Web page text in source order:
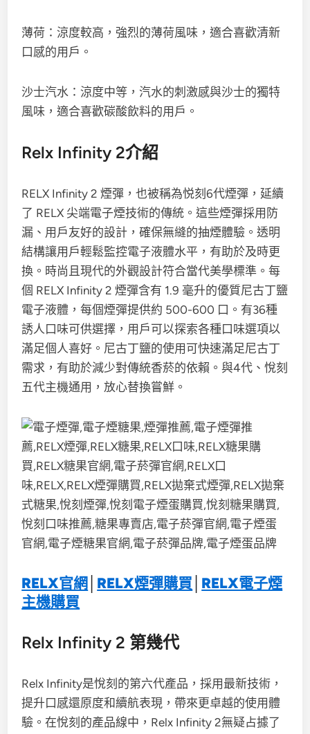
薄荷：涼度較高，強烈的薄荷風味，適合喜歡清新
口感的用戶。
沙士汽水：涼度中等，汽水的刺激感與沙士的獨特
風味，適合喜歡碳酸飲料的用戶。
Relx Infinity 2介紹
RELX Infinity 2 煙彈，也被稱為悦刻6代煙彈，延續
了 RELX 尖端電子煙技術的傳統。這些煙彈採用防
漏、用戶友好的設計，確保無縫的抽煙體驗。透明
結構讓用戶輕鬆監控電子液體水平，有助於及時更
換。時尚且現代的外觀設計符合當代美學標準。每
個 RELX Infinity 2 煙彈含有 1.9 毫升的優質尼古丁鹽
電子液體，每個煙彈提供約 500-600 口。有36種
誘人口味可供選擇，用戶可以探索各種口味選項以
滿足個人喜好。尼古丁鹽的使用可快速滿足尼古丁
需求，有助於減少對傳統香菸的依賴。與4代、悅刻
五代主機通用，放心替換嘗鮮。
RELX官網 RELX煙彈購買 RELX電子煙
主機購買
Relx Infinity 2 第幾代
Relx Infinity是悅刻的第六代產品，採用最新技術，
提升口感還原度和續航表現，帶來更卓越的使用體
驗。在悅刻的產品線中，Relx Infinity 2無疑占據了